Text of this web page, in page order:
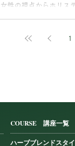
女性の視点からホリス
時間を夏至の日にお 1
COURSE 講座一覧
ハーブブレンドスタ